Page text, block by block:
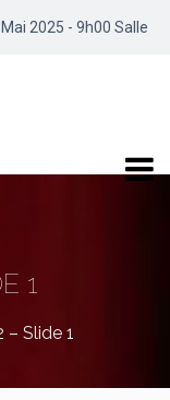
Mai 2025 - 9h00 Salle
1
– Slide 1